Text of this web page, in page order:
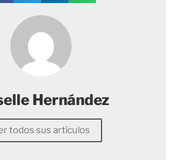
Hernández
todos sus artículos